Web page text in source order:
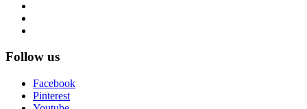
वापस ली, अब सुप्रीम कोर्ट जाएंगे
Follow us
Facebook
Pinterest